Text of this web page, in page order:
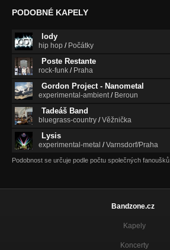
PODOBNÉ KAPELY
lody
hip hop / Počátky
Poste Restante
rock-funk / Praha
Gordon Project - Nanometal
experimental-ambient / Beroun
Tadeáš Band
bluegrass-country /Věžnička
Lysis
experimental-metal /Varnsdorf/Praha
Podobnost se určuje podle počtu společných fanoušků.
Bandzone.cz
Kapely
Koncerty